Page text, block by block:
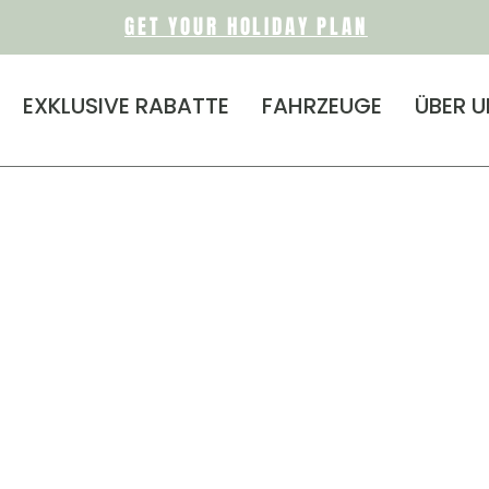
GET YOUR HOLIDAY PLAN
EXKLUSIVE RABATTE FAHRZEUGE ÜBER